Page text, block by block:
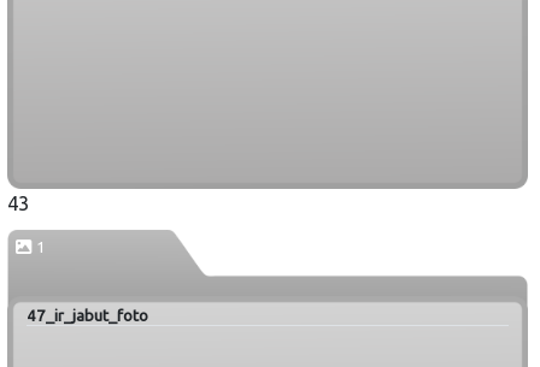
43
1
47_ir_jabut_foto